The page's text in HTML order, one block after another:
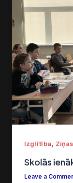
Izglītība, Ziņas
Skolās
Leave a